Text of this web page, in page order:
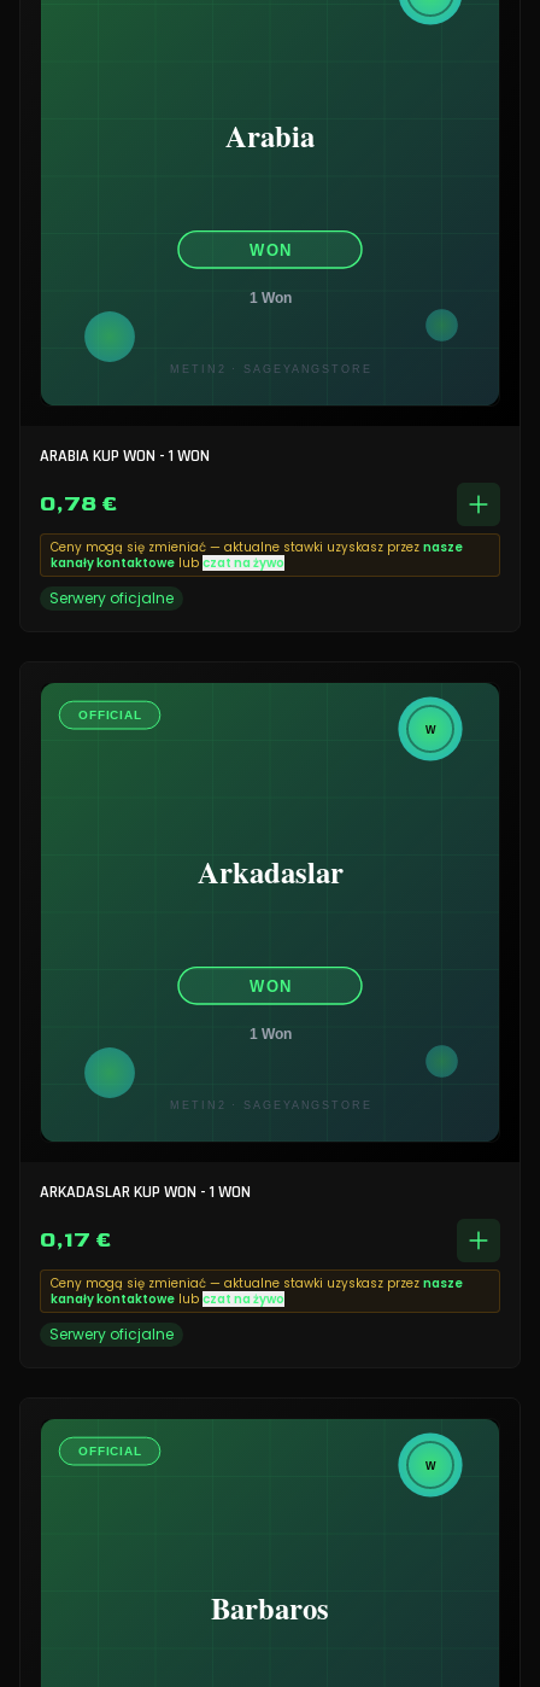
ARABIA KUP WON - 1 WON
0,78 €
Ceny mogą się zmieniać — aktualne stawki uzyskasz przez nasze
kanały kontaktowe lub czat na żywo
Serwery oficjalne
ARKADASLAR KUP WON - 1 WON
0,17 €
Ceny mogą się zmieniać — aktualne stawki uzyskasz przez nasze
kanały kontaktowe lub czat na żywo
Serwery oficjalne